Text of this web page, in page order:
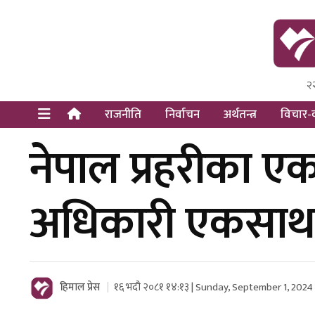
Himal
Dot
राजनीति निर्वाचन अर्थतन्त्र विचार-
नेपाल प्रहरीका
अधिकारी
हिमाल प्रेस १६ भदौ २०८१ १४:१३ | Sunday, September 1, 2024